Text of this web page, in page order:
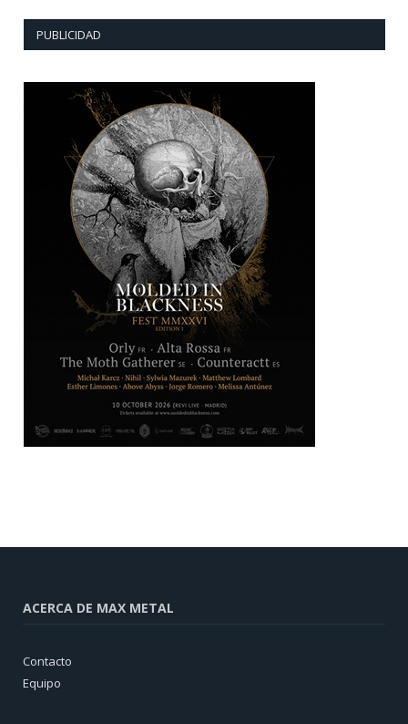
PUBLICIDAD
ACERCA DE MAX METAL
Contacto
Equipo